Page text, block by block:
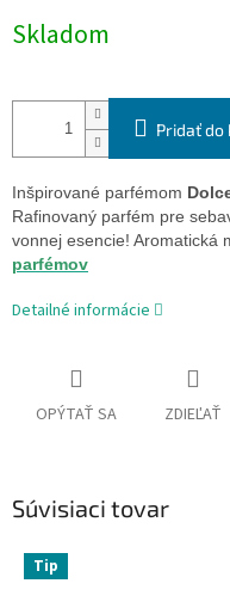
cena:
Skladom
Pridať do
Inšpirované parfémom
Rafinovaný parfém pre
vonnej esencie! Aromatická
parfémov
Detailné informácie
OPÝTAŤ SA ZDIEĽAŤ
Súvisiaci tovar
Tip